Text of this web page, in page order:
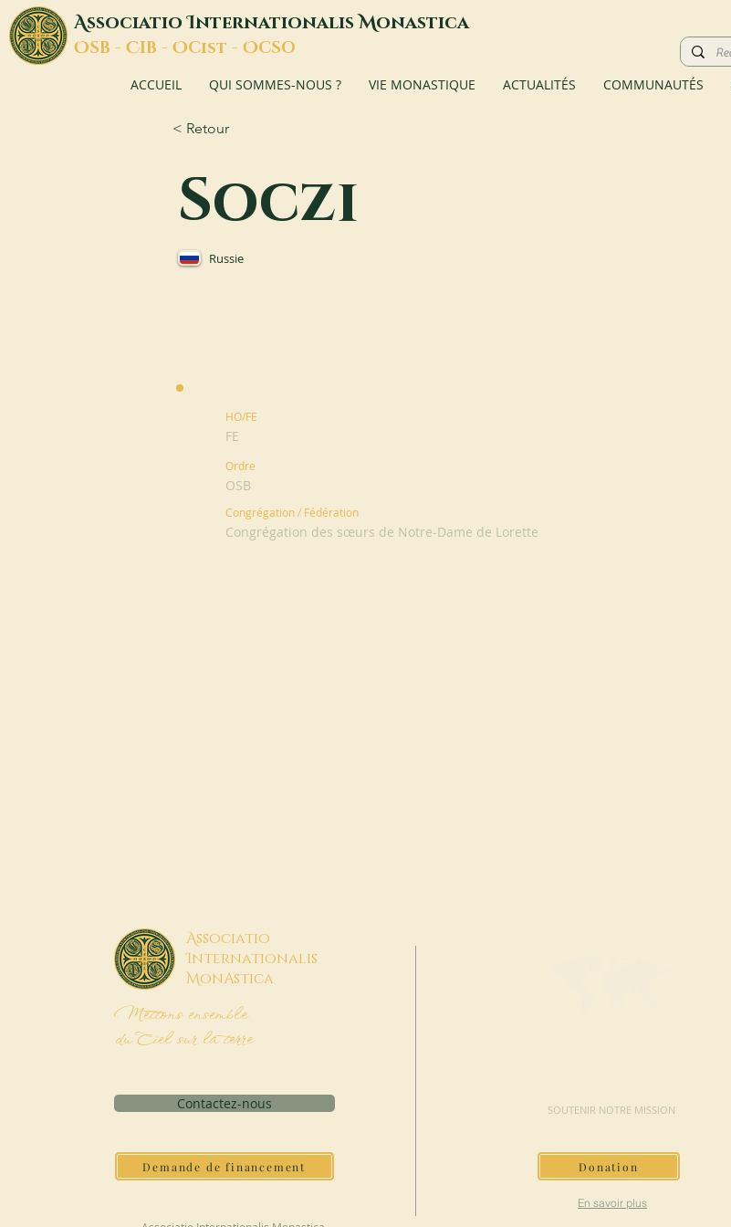
AssociatioInternationalisMonastica
OSB - CIB - OCist - OCSO
ACCUEIL QUI SOMMES-NOUS ? VIE MONASTIQUE ACTUALITÉS COMMUNAUTÉS
< Retour
Soczi
Russie
HO/FE
FE
Ordre
OSB
Congrégation / Fédération
Congrégation des sœurs de Notre-Dame de Lorette
Associatio
Internationalis
MonAstica
Mettons ensemble
du Ciel sur la terre
Contactez-nous
Demande de financement
SOUTENIR NOTRE MISSION
Donation
En savoir plus